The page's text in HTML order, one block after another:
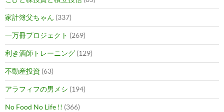
家計簿父ちゃん (337)
一万冊プロジェクト (269)
利き酒師トレーニング (129)
不動産投資 (63)
アラフィフの男メシ (194)
No Food No Life !! (366)